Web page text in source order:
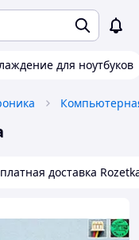
для ноутбуков
доставка